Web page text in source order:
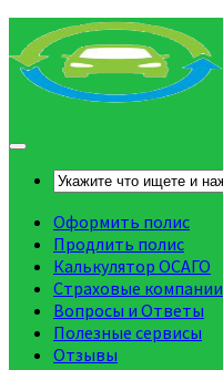
Оформить полис
Продлить полис
Калькулятор ОСАГО
Страховые компании
Вопросы и Ответы
Полезные сервисы
Отзывы